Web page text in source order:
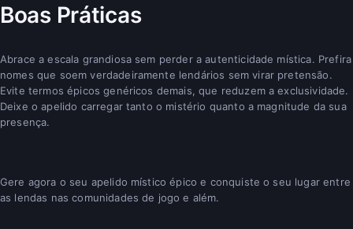
Boas Práticas
Abrace a escala grandiosa sem perder a autenticidade mística. Prefira
nomes que soem verdadeiramente lendários sem virar pretensão.
Evite termos épicos genéricos demais, que reduzem a exclusividade.
Deixe o apelido carregar tanto o mistério quanto a magnitude da sua
presença.
Gere agora o seu apelido místico épico e conquiste o seu lugar entre
as lendas nas comunidades de jogo e além.